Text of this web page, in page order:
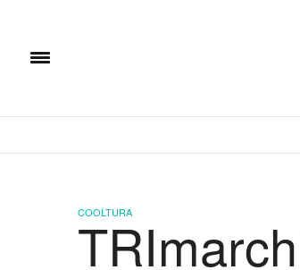
COOLTURA